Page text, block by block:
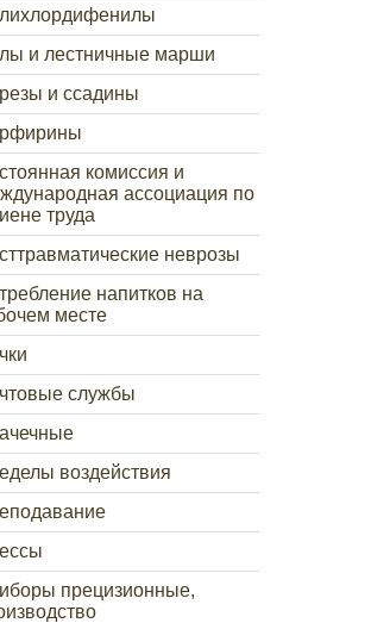
и лестничные марши
и ссадины
комиссия и
ассоциация по
труда
неврозы
напитков на
месте
службы
воздействия
прецизионные,